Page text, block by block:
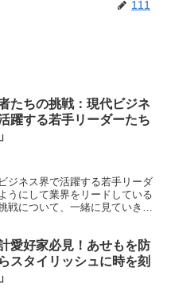
111
者たちの挑戦：現代ビジネ
躍する若手リーダーたち
ジネス界で活躍する若手リーダ
うにして業界をリードしている
について、一緒に見ていきま
計愛好家必見！あせもを防
スタイリッシュに時を刻